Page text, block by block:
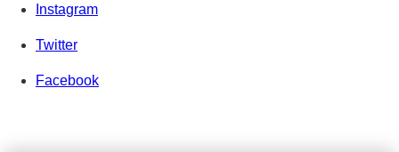
Instagram
Twitter
Facebook